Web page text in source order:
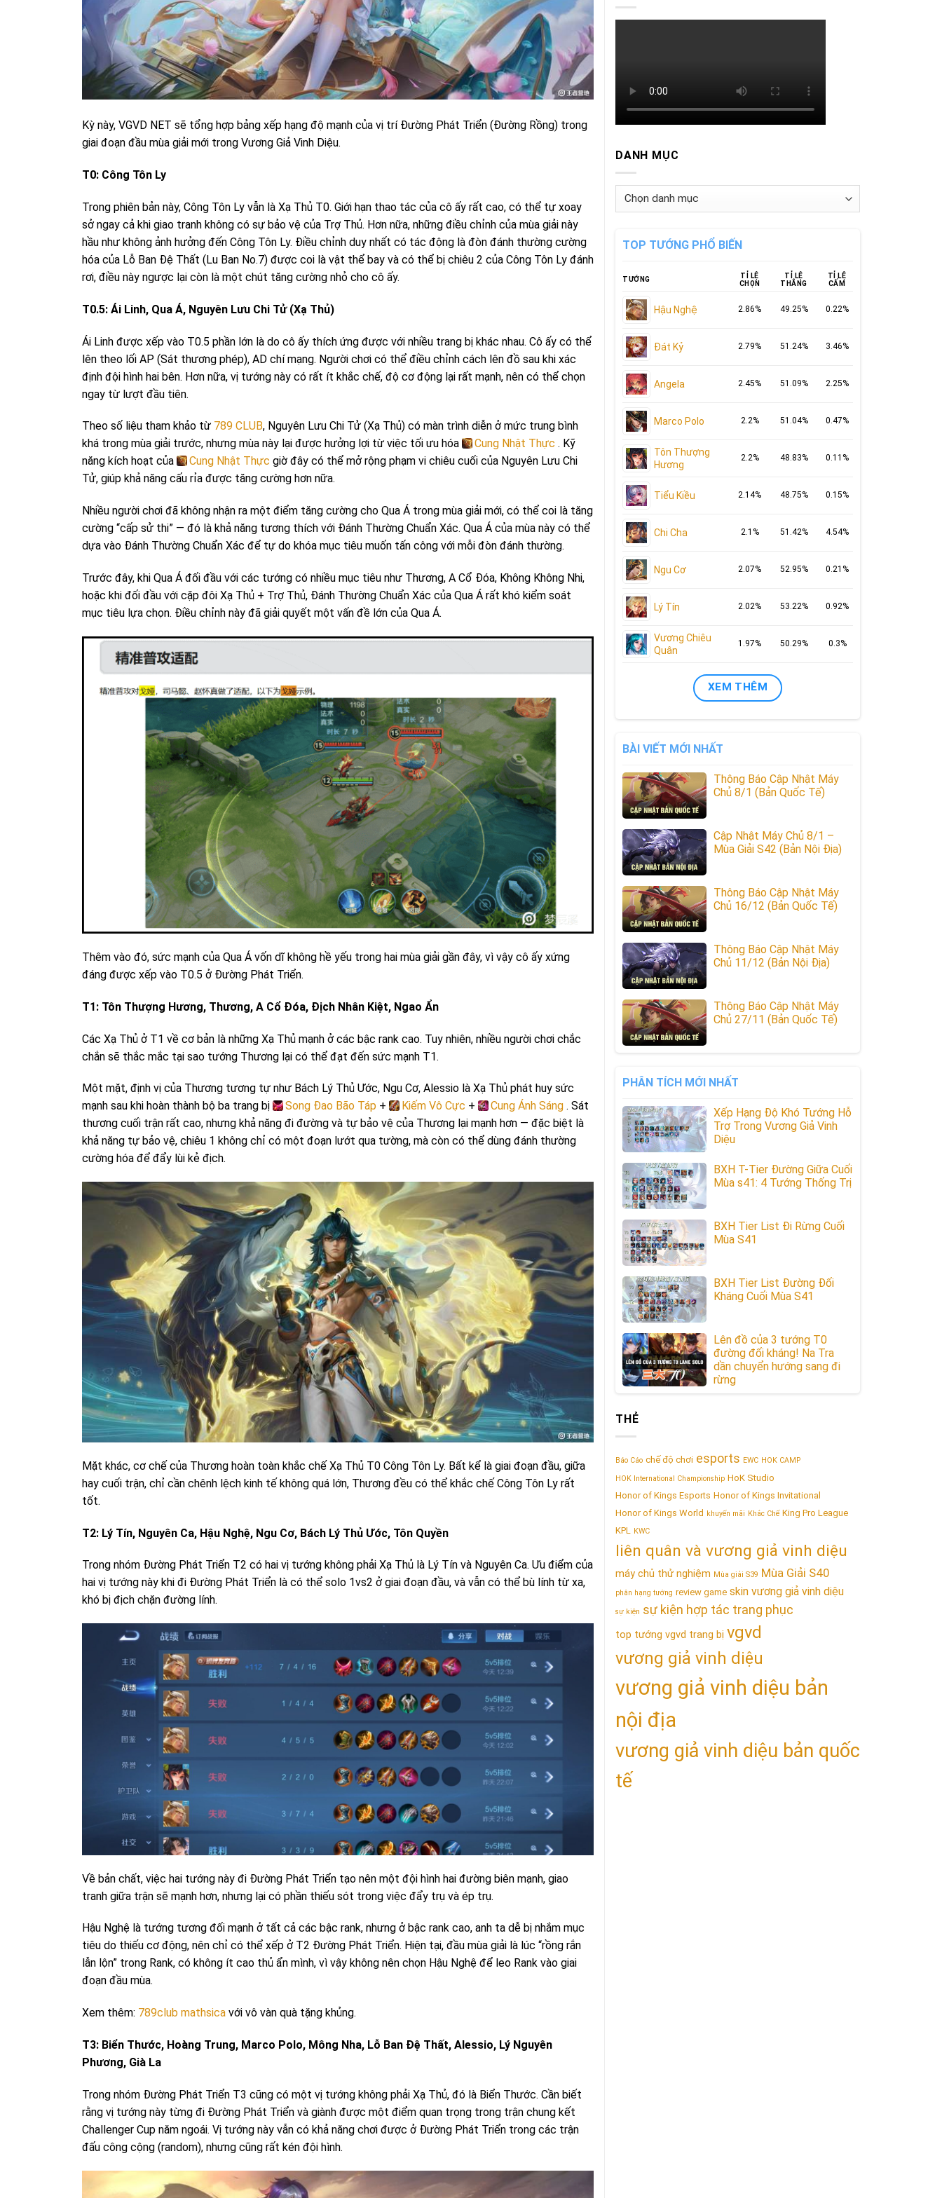
Kỳ này, VGVD NET sẽ tổng hợp bảng xếp hạng độ mạnh của vị trí Đường Phát Triển (Đường Rồng) trong
giai đoạn đầu mùa giải mới trong Vương Giả Vinh Diệu.
T0: Công Tôn Ly
Trong phiên bản này, Công Tôn Ly vẫn là Xạ Thủ T0. Giới hạn thao tác của cô ấy rất cao, có thể tự xoay
sở ngay cả khi giao tranh không có sự bảo vệ của Trợ Thủ. Hơn nữa, những điều chỉnh của mùa giải này
hầu như không ảnh hưởng đến Công Tôn Ly. Điều chỉnh duy nhất có tác động là đòn đánh thường cường
hóa của Lỗ Ban Đệ Thất (Lu Ban No.7) được coi là vật thể bay và có thể bị chiêu 2 của Công Tôn Ly đánh
rơi, điều này ngược lại còn là một chút tăng cường nhỏ cho cô ấy.
T0.5: Ái Linh, Qua Á, Nguyên Lưu Chi Tử (Xạ Thủ)
Ái Linh được xếp vào T0.5 phần lớn là do cô ấy thích ứng được với nhiều trang bị khác nhau. Cô ấy có thể
lên theo lối AP (Sát thương phép), AD chí mạng. Người chơi có thể điều chỉnh cách lên đồ sau khi xác
định đội hình hai bên. Hơn nữa, vị tướng này có rất ít khắc chế, độ cơ động lại rất mạnh, nên có thể chọn
ngay từ lượt đầu tiên.
Theo số liệu tham khảo từ 789 CLUB, Nguyên Lưu Chi Tử (Xạ Thủ) có màn trình diễn ở mức trung bình
khá trong mùa giải trước, nhưng mùa này lại được hưởng lợi từ việc tối ưu hóa
Cung Nhật Thực . Kỹ
năng kích hoạt của
Cung Nhật Thực giờ đây có thể mở rộng phạm vi chiêu cuối của Nguyên Lưu Chi
Tử, giúp khả năng cấu rỉa được tăng cường hơn nữa.
Nhiều người chơi đã không nhận ra một điểm tăng cường cho Qua Á trong mùa giải mới, có thể coi là tăng
cường “cấp sử thi” — đó là khả năng tương thích với Đánh Thường Chuẩn Xác. Qua Á của mùa này có thể
dựa vào Đánh Thường Chuẩn Xác để tự do khóa mục tiêu muốn tấn công với mỗi đòn đánh thường.
Trước đây, khi Qua Á đối đầu với các tướng có nhiều mục tiêu như Thương, A Cổ Đóa, Không Không Nhi,
hoặc khi đối đầu với cặp đôi Xạ Thủ + Trợ Thủ, Đánh Thường Chuẩn Xác của Qua Á rất khó kiểm soát
mục tiêu lựa chọn. Điều chỉnh này đã giải quyết một vấn đề lớn của Qua Á.
Thêm vào đó, sức mạnh của Qua Á vốn dĩ không hề yếu trong hai mùa giải gần đây, vì vậy cô ấy xứng
đáng được xếp vào T0.5 ở Đường Phát Triển.
T1: Tôn Thượng Hương, Thương, A Cổ Đóa, Địch Nhân Kiệt, Ngao Ẩn
Các Xạ Thủ ở T1 về cơ bản là những Xạ Thủ mạnh ở các bậc rank cao. Tuy nhiên, nhiều người chơi chắc
chắn sẽ thắc mắc tại sao tướng Thương lại có thể đạt đến sức mạnh T1.
Một mặt, định vị của Thương tương tự như Bách Lý Thủ Ước, Ngu Cơ, Alessio là Xạ Thủ phát huy sức
mạnh sau khi hoàn thành bộ ba trang bị
Song Đao Bão Táp + Kiếm Vô Cực + Cung Ánh Sáng . Sát
thương cuối trận rất cao, nhưng khả năng đi đường và tự bảo vệ của Thương lại mạnh hơn — đặc biệt là
khả năng tự bảo vệ, chiêu 1 không chỉ có một đoạn lướt qua tường, mà còn có thể dùng đánh thường
cường hóa để đẩy lùi kẻ địch.
Mặt khác, cơ chế của Thương hoàn toàn khắc chế Xạ Thủ T0 Công Tôn Ly. Bất kể là giai đoạn đầu, giữa
hay cuối trận, chỉ cần chênh lệch kinh tế không quá lớn, Thương đều có thể khắc chế Công Tôn Ly rất
tốt.
T2: Lý Tín, Nguyên Ca, Hậu Nghệ, Ngu Cơ, Bách Lý Thủ Ước, Tôn Quyền
Trong nhóm Đường Phát Triển T2 có hai vị tướng không phải Xạ Thủ là Lý Tín và Nguyên Ca. Ưu điểm của
hai vị tướng này khi đi Đường Phát Triển là có thể solo 1vs2 ở giai đoạn đầu, và vẫn có thể bù lính từ xa,
khó bị địch chặn đường lính.
Về bản chất, việc hai tướng này đi Đường Phát Triển tạo nên một đội hình hai đường biên mạnh, giao
tranh giữa trận sẽ mạnh hơn, nhưng lại có phần thiếu sót trong việc đẩy trụ và ép trụ.
Hậu Nghệ là tướng tương đối mạnh ở tất cả các bậc rank, nhưng ở bậc rank cao, anh ta dễ bị nhắm mục
tiêu do thiếu cơ động, nên chỉ có thể xếp ở T2 Đường Phát Triển. Hiện tại, đầu mùa giải là lúc “rồng rắn
lẫn lộn” trong Rank, có không ít cao thủ ẩn mình, vì vậy không nên chọn Hậu Nghệ để leo Rank vào giai
đoạn đầu mùa.
Xem thêm: 789club mathsica với vô vàn quà tặng khủng.
T3: Biển Thước, Hoàng Trung, Marco Polo, Mông Nha, Lỗ Ban Đệ Thất, Alessio, Lý Nguyên
Phương, Già La
Trong nhóm Đường Phát Triển T3 cũng có một vị tướng không phải Xạ Thủ, đó là Biển Thước. Cần biết
rằng vị tướng này từng đi Đường Phát Triển và giành được một điểm quan trọng trong trận chung kết
Challenger Cup năm ngoái. Vị tướng này vẫn có khả năng chơi được ở Đường Phát Triển trong các trận
đấu công cộng (random), nhưng cũng rất kén đội hình.
DANH MỤC
Danh
TOP TƯỚNG PHỔ BIẾN
TƯỚNG
TỈ LỆ
CHỌN
TỈ LỆ
THẮNG
TỈ LỆ
CẤM
Hậu Nghệ 2.86% 49.25% 0.22%
Đát Kỷ 2.79% 51.24% 3.46%
Angela 2.45% 51.09% 2.25%
Marco Polo 2.2% 51.04% 0.47%
Tôn Thượng
Hương
2.2% 48.83% 0.11%
Tiểu Kiều 2.14% 48.75% 0.15%
Chi Cha 2.1% 51.42% 4.54%
Ngu Cơ 2.07% 52.95% 0.21%
Lý Tín 2.02% 53.22% 0.92%
Vương Chiêu
Quân
1.97% 50.29% 0.3%
XEM THÊM
BÀI VIẾT MỚI NHẤT
Thông Báo Cập Nhật Máy
Chủ 8/1 (Bản Quốc Tế)
Cập Nhật Máy Chủ 8/1 –
Mùa Giải S42 (Bản Nội Địa)
Thông Báo Cập Nhật Máy
Chủ 16/12 (Bản Quốc Tế)
Thông Báo Cập Nhật Máy
Chủ 11/12 (Bản Nội Địa)
Thông Báo Cập Nhật Máy
Chủ 27/11 (Bản Quốc Tế)
PHÂN TÍCH MỚI NHẤT
Xếp Hạng Độ Khó Tướng Hỗ
Trợ Trong Vương Giả Vinh
Diệu
BXH T-Tier Đường Giữa Cuối
Mùa s41: 4 Tướng Thống Trị
BXH Tier List Đi Rừng Cuối
Mùa S41
BXH Tier List Đường Đối
Kháng Cuối Mùa S41
Lên đồ của 3 tướng T0
đường đối kháng! Na Tra
dần chuyển hướng sang đi
rừng
THẺ
Báo Cáo chế độ chơi esports EWC HOK CAMP
HOK International Championship HoK Studio
Honor of Kings Esports Honor of Kings Invitational
Honor of Kings World khuyến mãi Khắc Chế King Pro League
KPL
KWC
liên quân và vương giả vinh diệu
máy chủ thử nghiệm Mùa giải S39 Mùa Giải S40
phân hạng tướng review game skin vương giả vinh diệu
sự kiện sự kiện hợp tác trang phục
top tướng vgvd trang bị vgvd
vương giả vinh diệu
vương giả vinh diệu bản
nội địa
vương giả vinh diệu bản quốc
tế